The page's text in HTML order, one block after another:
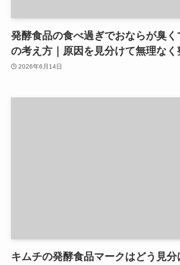
発酵食品の食べ過ぎでおならが臭く
の考え方｜原因を見分けて無理なく
2026年6月14日
キムチの発酵食品マークはどう見